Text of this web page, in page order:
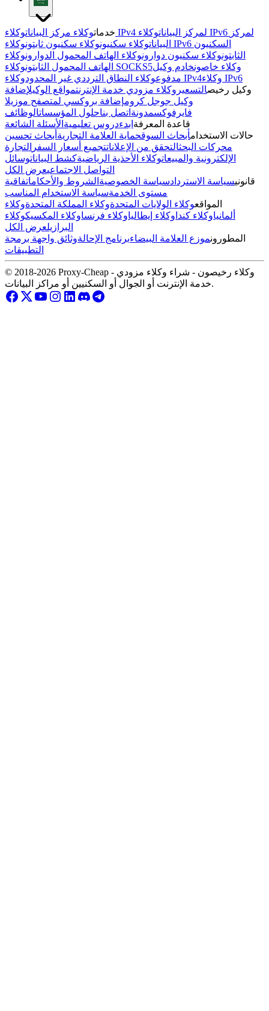
خدماتوكلاء مركز البيانات وكلاء IPv4 لمركز البياناتوكلاء IPv6 لمركز
البياناتوكلاء سكنيونوكلاء سكنيون ثابتونوكلاء IPv6 السكنيون
الثابتونوكلاء سكنيون دوارونوكلاء الهاتف المحمول الدوارونوكلاء
الهاتف المحمول الثابتون وكلاء SOCKS5 وكلاء خاصونخادم وكيل
مدفوعوكلاء النطاق الترددي غير المحدود وكلاء IPv4
وكلاء IPv6
وكيل رخيصالتسعير وكلاء مزودي خدمة الإنترنتمواقع الوكيلإضافة
وكيل جوجل كرومإضافة بروكسي لمتصفح موزيلا
فايرفوكسمدونة اتصل بناحلول المؤسساتالوظائف
قاعدة المعرفة ابدءدروس تعليمية الأسئلة الشائعة
حالات الاستخدامأبحاث السوقحماية العلامة التجارية أبحاث تحسين
محركات البحثالتحقق من الإعلاناتتجميع أسعار السفر التجارة
الإلكترونية والمبيعاتوكلاء الأحذية الرياضيةكشط البياناتوسائل
التواصل الاجتماعيعرض الكل
قانونيسياسة الاستردادسياسة الخصوصية الشروط والأحكاماتفاقية
مستوى الخدمةسياسة الاستخدام المناسب
المواقعوكلاء الولايات المتحدةوكلاء المملكة المتحدةوكلاء
ألمانياوكلاء كندا وكلاء إيطالياوكلاء فرنساوكلاء المكسيكوكلاء
البرازيلعرض الكل
المطورونموزع العلامة البيضاءبرنامج الإحالةوثائق واجهة برمجة
التطبيقات
© 2018-2026 Proxy-Cheap - وكلاء رخيصون - شراء وكلاء مزودي
خدمة الإنترنت أو الجوال أو السكنيين أو مراكز البيانات.